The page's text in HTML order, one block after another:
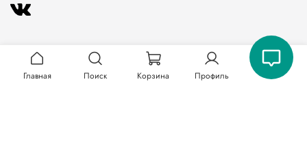
Главная Поиск Корзина Профиль